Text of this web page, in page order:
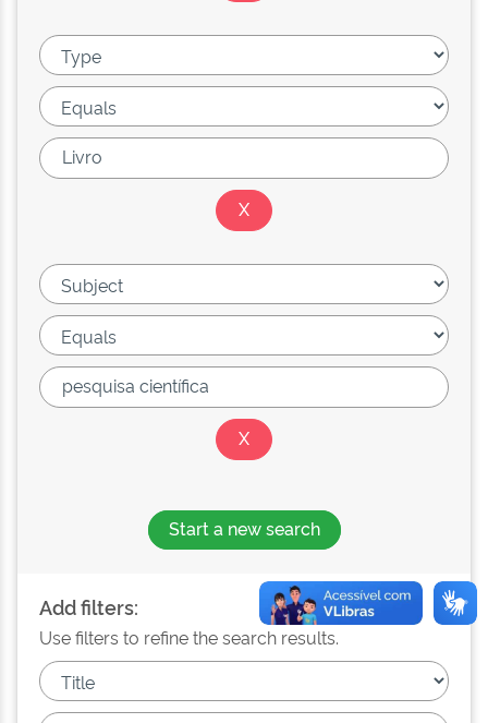
Start a new search
Add filters:
Use filters to refine the search results.